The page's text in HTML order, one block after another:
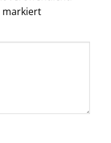
markiert